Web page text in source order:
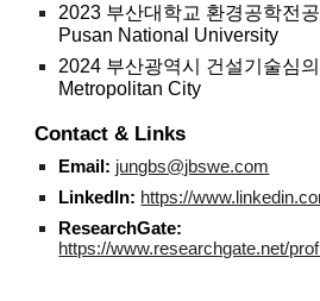
2023 부산대학교 환경공학전
Pusan National University
2024 부산광역시 건설기술심
Metropolitan City
Contact & Links
Email: jungbs@jbswe.com
LinkedIn: https://
ResearchGate:
https://www.researchgate.net/